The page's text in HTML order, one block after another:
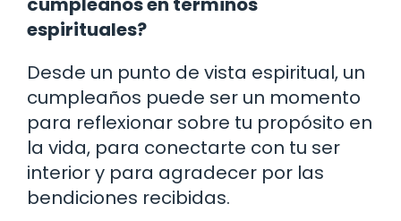
espirituales?
Desde un punto de vista espiritual, un
cumpleaños puede ser un momento
para reflexionar sobre tu propósito en
la vida, para conectarte con tu ser
interior y para agradecer por las
bendiciones recibidas.